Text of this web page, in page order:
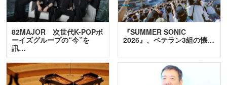
82MAJOR 次世代K-POPボ
ーイズグループの“今”を
訊…
『SUMMER SONIC
2026』、ベテラン3組の懐…